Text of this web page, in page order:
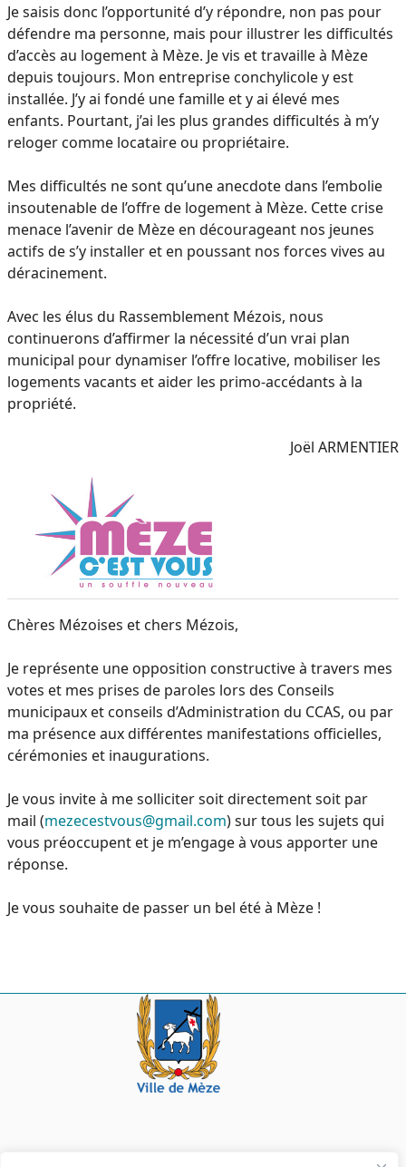
Je saisis donc l’opportunité d’y répondre, non pas pour
défendre ma personne, mais pour illustrer les difficultés
d’accès au logement à Mèze. Je vis et travaille à Mèze
depuis toujours. Mon entreprise conchylicole y est
installée. J’y ai fondé une famille et y ai élevé mes
enfants. Pourtant, j’ai les plus grandes difficultés à m’y
reloger comme locataire ou propriétaire.
Mes difficultés ne sont qu’une anecdote dans l’embolie
insoutenable de l’offre de logement à Mèze. Cette crise
menace l’avenir de Mèze en décourageant nos jeunes
actifs de s’y installer et en poussant nos forces vives au
déracinement.
Avec les élus du Rassemblement Mézois, nous
continuerons d’affirmer la nécessité d’un vrai plan
municipal pour dynamiser l’offre locative, mobiliser les
logements vacants et aider les primo-accédants à la
propriété.
Joël ARMENTIER
Chères Mézoises et chers Mézois,
Je représente une opposition constructive à travers mes
votes et mes prises de paroles lors des Conseils
municipaux et conseils d’Administration du CCAS, ou par
ma présence aux différentes manifestations officielles,
cérémonies et inaugurations.
Je vous invite à me solliciter soit directement soit par
mail (mezecestvous@gmail.com) sur tous les sujets qui
vous préoccupent et je m’engage à vous apporter une
réponse.
Je vous souhaite de passer un bel été à Mèze !